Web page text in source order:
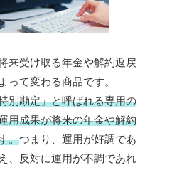
来受け取る年金や解約返戻
って変わる商品です。
別勘定」と呼ばれる専用の
用成果が将来の年金や解約
。つまり、運用が好調であ
、反対に運用が不調であれ